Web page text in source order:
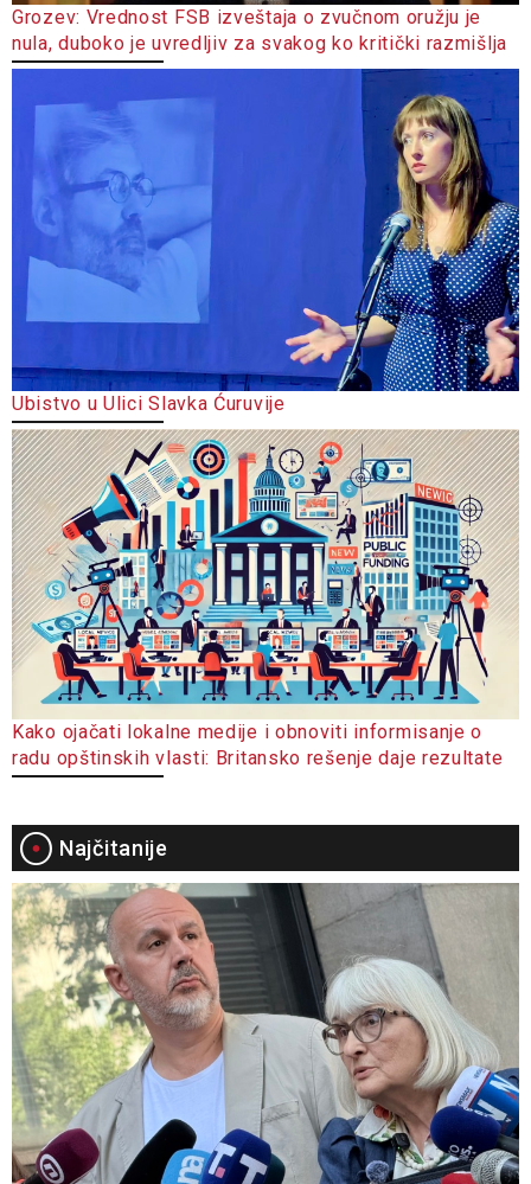
Grozev: Vrednost FSB izveštaja o zvučnom oružju je
nula, duboko je uvredljiv za svakog ko kritički razmišlja
Ubistvo u Ulici Slavka Ćuruvije
Kako ojačati lokalne medije i obnoviti informisanje o
radu opštinskih vlasti: Britansko rešenje daje rezultate
Najčitanije